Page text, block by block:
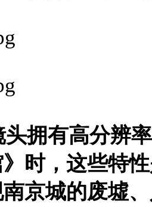
头拥有高分辨
时，这些特
京城的废墟